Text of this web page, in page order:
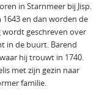
in Starnmeer bij Jisp.
en dan worden de
wordt geschreven over
in de buurt. Barend
hij trouwt in 1740.
met zijn gezin naar
familie.